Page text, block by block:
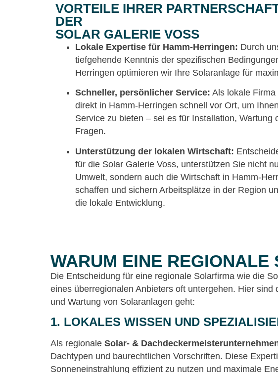
VORTEILE IHRER
DER
SOLAR GALERIE VOSS
Lokale Expertise für Hamm-Herringen: Durch
tiefgehende Kenntnis der spezifischen
Herringen optimieren wir Ihre Solaranlage für
Schneller, persönlicher Service: Als lokale Firma
direkt in Hamm-Herringen schnell vor Ort, um
Service zu bieten – sei es für Installation, Wartung
Fragen.
Unterstützung der lokalen Wirtschaft:
für die Solar Galerie Voss, unterstützen Sie nicht
Umwelt, sondern auch die Wirtschaft in Hamm-
schaffen und sichern Arbeitsplätze in der Region
die lokale Entwicklung.
WARUM EINE
Die Entscheidung für eine regionale Solarfirma wie die
eines überregionalen Anbieters oft untergehen. Hier
und Wartung von Solaranlagen geht:
1. LOKALES WISSEN UND
Als regionale Solar- &
Dachtypen und baurechtlichen Vorschriften. Diese
Sonneneinstrahlung effizient zu nutzen und maximale